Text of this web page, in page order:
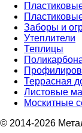
Заборы и
Утеплители
Теплицы
Террасная
Листовые
Москитные
© 2014-2026